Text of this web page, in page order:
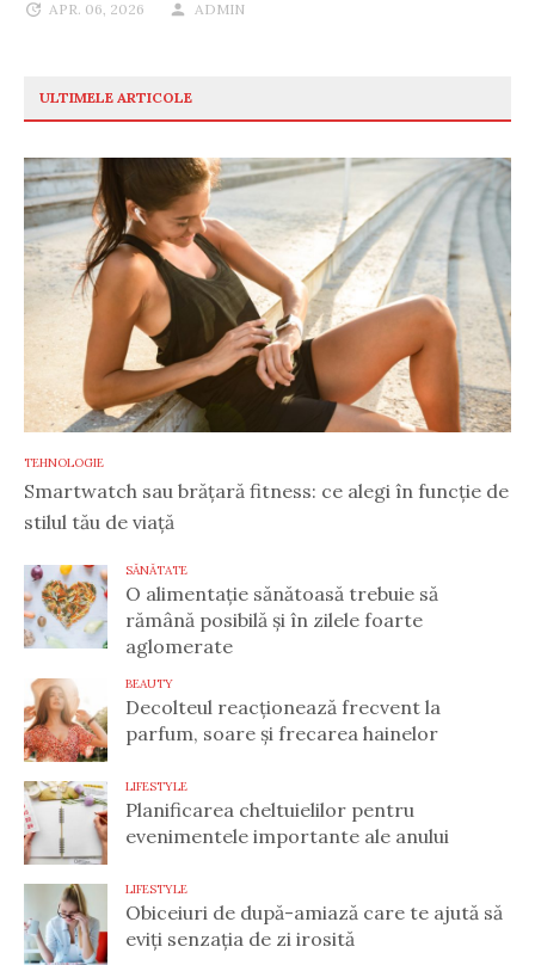
APR. 06, 2026 ADMIN
ULTIMELE ARTICOLE
TEHNOLOGIE
Smartwatch sau brățară fitness: ce alegi în funcție de
stilul tău de viață
SĂNĂTATE
O alimentație sănătoasă trebuie să
rămână posibilă și în zilele foarte
aglomerate
BEAUTY
Decolteul reacționează frecvent la
parfum, soare și frecarea hainelor
LIFESTYLE
Planificarea cheltuielilor pentru
evenimentele importante ale anului
LIFESTYLE
Obiceiuri de după-amiază care te ajută să
eviți senzația de zi irosită